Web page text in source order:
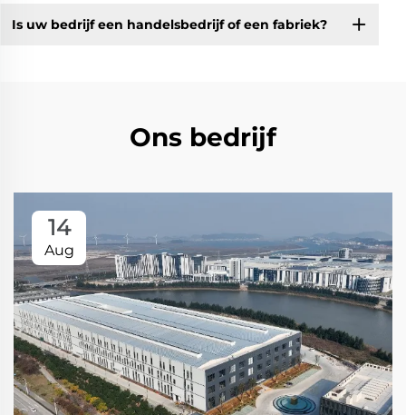
Is uw bedrijf een handelsbedrijf of een fabriek?
Ons bedrijf
14
Aug